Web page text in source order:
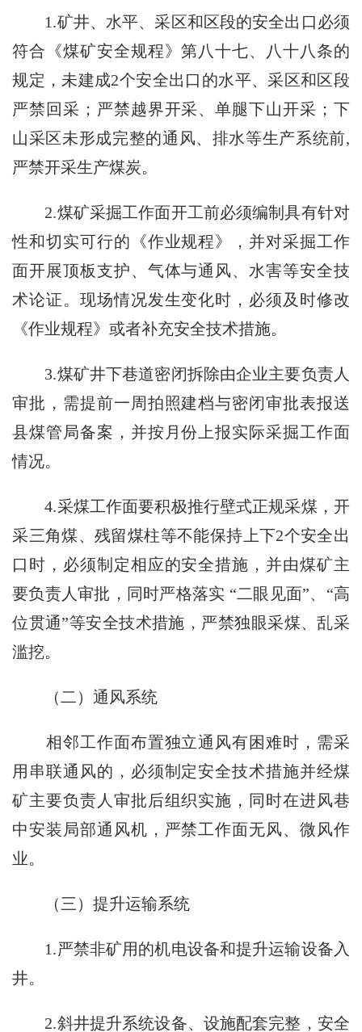
1.矿井、水平、采区和区段的安全出口必须
符合《煤矿安全规程》第八十七、八十八条的
规定，未建成2个安全出口的水平、采区和区段
严禁回采；严禁越界开采、单腿下山开采；下
山采区未形成完整的通风、排水等生产系统前,
严禁开采生产煤炭。
2.煤矿采掘工作面开工前必须编制具有针对
性和切实可行的《作业规程》，并对采掘工作
面开展顶板支护、气体与通风、水害等安全技
术论证。现场情况发生变化时，必须及时修改
《作业规程》或者补充安全技术措施。
3.煤矿井下巷道密闭拆除由企业主要负责人
审批，需提前一周拍照建档与密闭审批表报送
县煤管局备案，并按月份上报实际采掘工作面
情况。
4.采煤工作面要积极推行壁式正规采煤，开
采三角煤、残留煤柱等不能保持上下2个安全出
口时，必须制定相应的安全措施，并由煤矿主
要负责人审批，同时严格落实 “二眼见面”、“高
位贯通”等安全技术措施，严禁独眼采煤、乱采
滥挖。
（二）通风系统
相邻工作面布置独立通风有困难时，需采
用串联通风的，必须制定安全技术措施并经煤
矿主要负责人审批后组织实施，同时在进风巷
中安装局部通风机，严禁工作面无风、微风作
业。
（三）提升运输系统
1.严禁非矿用的机电设备和提升运输设备入
井。
2.斜井提升系统设备、设施配套完整，安全